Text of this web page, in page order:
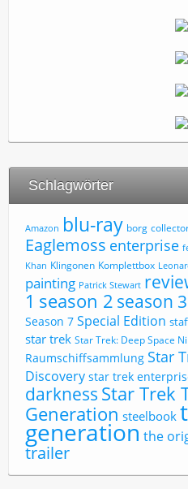
Schlagwörter
Amazon blu-ray borg
Eaglemoss enterprise
Khan Klingonen Komplettbox
painting Patrick Stewart
1 season 2 season 3
Season 7 Special Edition
star trek Star Trek: Deep Space
Raumschiffsammlung Star
Discovery star trek
darkness Star Trek
Generation steelbook
generation the
trailer